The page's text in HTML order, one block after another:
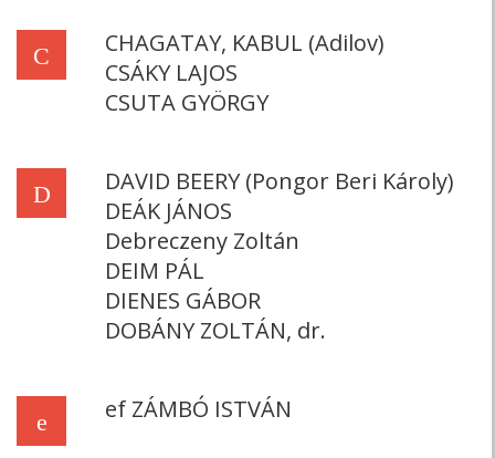
C
CHAGATAY, KABUL (Adilov)
CSÁKY LAJOS
CSUTA GYÖRGY
D
DAVID BEERY (Pongor Beri Károly)
DEÁK JÁNOS
Debreczeny Zoltán
DEIM PÁL
DIENES GÁBOR
DOBÁNY ZOLTÁN, dr.
e ef ZÁMBÓ ISTVÁN